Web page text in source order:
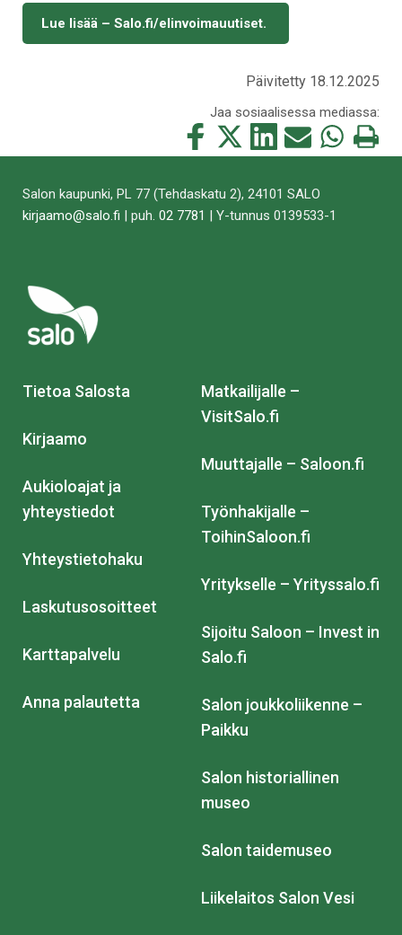
Lue lisää – Salo.fi/elinvoimauutiset.
Päivitetty 18.12.2025
Jaa sosiaalisessa mediassa:
Jaa
tämä
Jaa
tämä
Jaa
tämä
Jaa
tämä
Jaa
tämä
Tulosta
tämä
Salon kaupunki, PL 77 (Tehdaskatu 2), 24101 SALO
kirjaamo@salo.fi | puh. 02 7781 | Y-tunnus 0139533-1
Tietoa Salosta
Kirjaamo
Aukioloajat ja
yhteystiedot
Yhteystietohaku
Laskutusosoitteet
Karttapalvelu
Anna palautetta
Matkailijalle –
VisitSalo.fi
Muuttajalle – Saloon.fi
Työnhakijalle –
ToihinSaloon.fi
Yritykselle – Yrityssalo.fi
Sijoitu Saloon – Invest in
Salo.fi
Salon joukkoliikenne –
Paikku
Salon historiallinen
museo
Salon taidemuseo
Liikelaitos Salon Vesi